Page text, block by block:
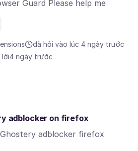
Guard Please help me
đã hỏi vào lúc 4 ngày trước
lời4 ngày trước
adblocker on firefox
adblocker firefox